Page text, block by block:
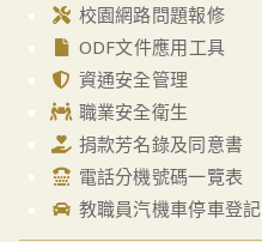
校園網路問題報修
ODF文件應用工具
資通安全管理
職業安全衛生
捐款芳名錄及同意書
電話分機號碼一覽表
教職員汽機車停車登記